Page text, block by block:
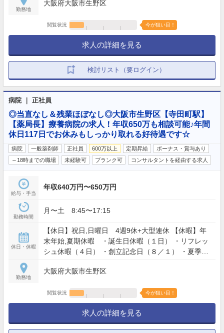
勤務地
大阪府大阪市生野区
閲覧状況 今が狙い目！
求人の詳細を見る
検討リスト（要ログイン）
病院 ｜ 正社員
◎当直なし＆残業ほぼなし◎大阪市生野区【寺田町駅】
【薬局長】療養病院の求人！年収650万も相談可能♪年間
休日117日でお休みもしっかり取れる好待遇です☆
病院 一般薬剤師 正社員 600万以上 定期昇給
ボーナス・賞与あり
～18時までの職場
未経験可 ブランク可 コンサルタントを経由する求人
給与・手当
年収640万円〜650万円
勤務時間
月〜土 8:45〜17:15
休日・休暇
【休日】祝日,日曜日 4週9休+大型連休 【休暇】年
末年始,夏期休暇 ・誕生日休暇（１日） ・リフレッ
シュ休暇（４日） ・創立記念日（８／１） ・夏季休
【年間休日】117日
勤務地
大阪府大阪市生野区
閲覧状況 今が狙い目！
求人の詳細を見る